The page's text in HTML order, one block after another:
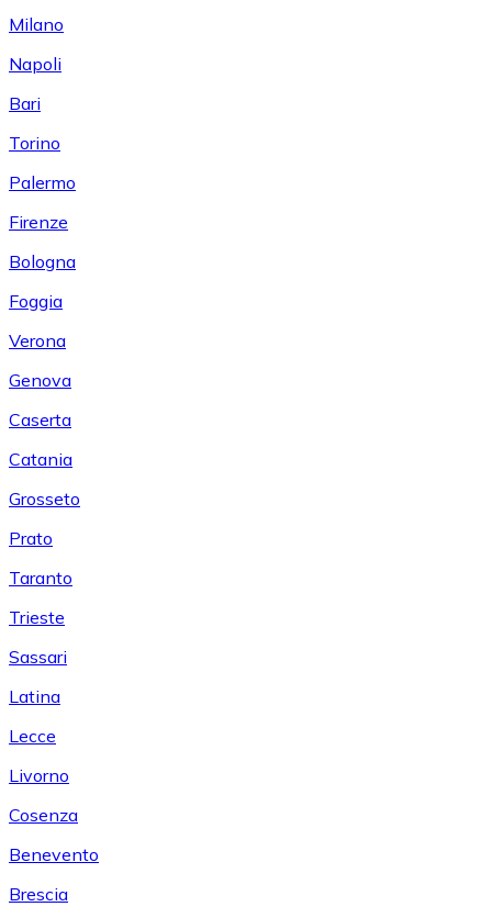
Milano
Napoli
Bari
Torino
Palermo
Firenze
Bologna
Foggia
Verona
Genova
Caserta
Catania
Grosseto
Prato
Taranto
Trieste
Sassari
Latina
Lecce
Livorno
Cosenza
Benevento
Brescia